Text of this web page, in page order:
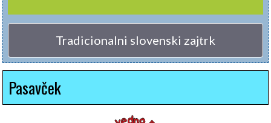
Tradicionalni slovenski zajtrk
Pasavček